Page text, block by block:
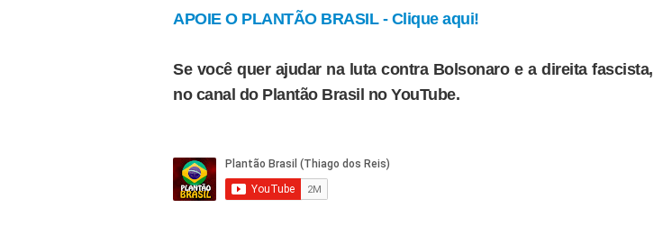
APOIE O PLANTÃO BRASIL - Clique aqui!
Se você quer ajudar na luta contra Bolsonaro e a direita
no canal do Plantão Brasil no YouTube.